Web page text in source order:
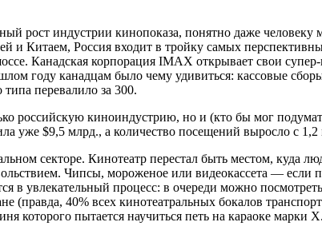
рост индустрии кинопоказа, понятно даже человеку
и Китаем, Россия входит в тройку самых
Канадская корпорация IMAX открывает свои
году канадцам было чему удивиться: кассовые
перевалило за 300.
российскую киноиндустрию, но и (кто бы мог
уже $9,5 млрд., а количество посещений выросло с
секторе. Кинотеатр перестал быть местом, куда
Чипсы, мороженое или видеокассета — если
в увлекательный процесс: в очереди можно
40% всех кинотеатральных бокалов
которого пытается научиться петь на караоке марки Х.